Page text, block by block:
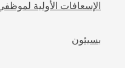
الإسعافات الأولية
بسيئون